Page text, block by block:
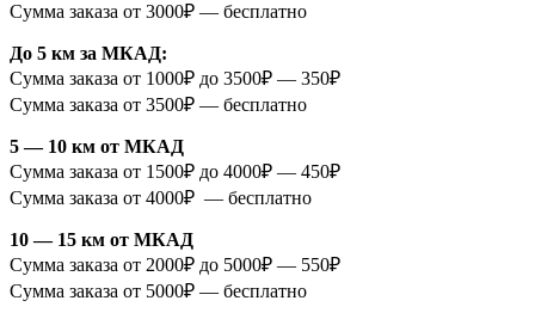
Сумма заказа от 3000₽ — бесплатно
До 5 км за МКАД:
Сумма заказа от 1000₽ до 3500₽ — 350₽
Сумма заказа от 3500₽ — бесплатно
5 — 10 км от МКАД
Сумма заказа от 1500₽ до 4000₽ — 450₽
Сумма заказа от 4000₽ — бесплатно
10 — 15 км от МКАД
Сумма заказа от 2000₽ до 5000₽ — 550₽
Сумма заказа от 5000₽ — бесплатно